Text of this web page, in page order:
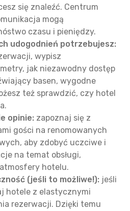
się znaleźć. Centrum
mogą
czasu i pieniędzy.
udogodnień potrzebujesz:
wypisz
jak niezawodny dostęp
basen, wygodne
też sprawdzić, czy hotel
opinie: zapoznaj się z
gości na renomowanych
aby zdobyć uczciwe i
na temat obsługi,
hotelu.
(jeśli to możliwe!): jeśli
hotele z elastycznymi
rezerwacji. Dzięki temu